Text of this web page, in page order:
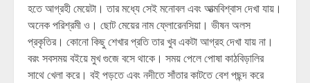
হতে আগ্রহী মেয়েটা। তার মধ্যে সেই মনোবল এবং আত্মবিশ্বাস দেখা যায়।
অনেক পরিশ্রমী ও। ছোট মেয়ের নাম ফ্লোরেনসিয়া। ভীষন অলস
প্রকৃতির। কোনো কিছু শেখার প্রতি তার খুব একটা আগ্রহ দেখা যায় না।
বরং সবসময় বইয়ে মুখ গুজে বসে থাকে। সময় পেলে পোষা কাঠবিড়ালির
সাথে খেলা করে। বই পড়তে এবং নদীতে সাঁতার কাটতে বেশ পছন্দ করে